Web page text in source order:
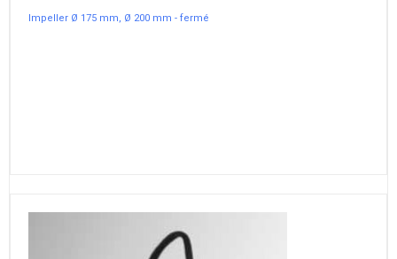
Impeller Ø 175 mm, Ø 200 mm - fermé